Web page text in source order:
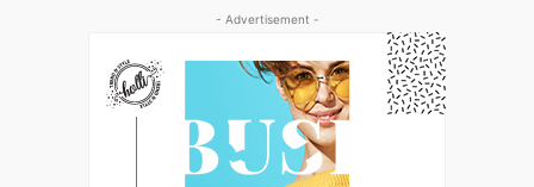
- Advertisement -